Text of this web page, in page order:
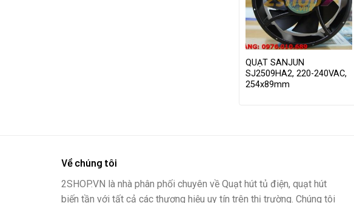
QUẠT SANJUN
SJ2509HA2, 220-240VAC,
254x89mm
Về chúng tôi
2SHOP.VN là nhà phân phối chuyên về Quạt hút tủ điện, quạt hút
biến tần với tất cả các thương hiệu uy tín trên thị trường. Chúng tôi